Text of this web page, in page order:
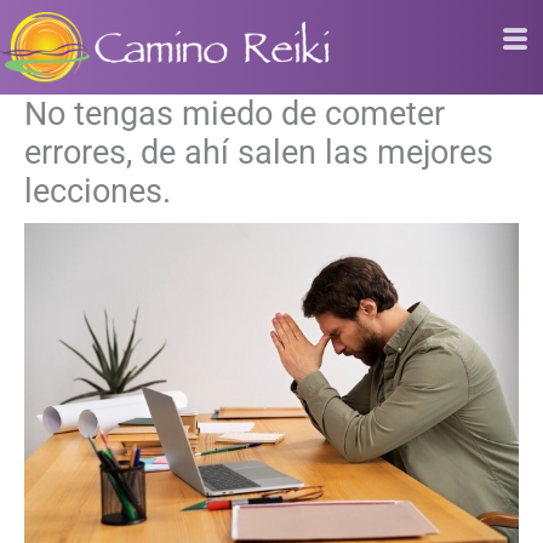
al
contenido
No tengas miedo de cometer
errores, de ahí salen las mejores
lecciones.